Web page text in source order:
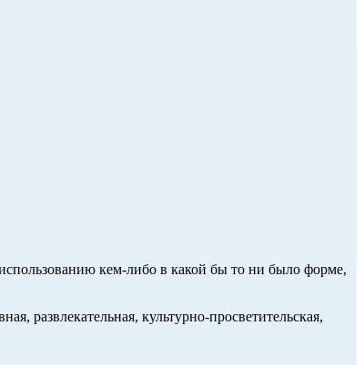
кем-либо в какой бы то ни было форме,
развлекательная, культурно-просветительская,